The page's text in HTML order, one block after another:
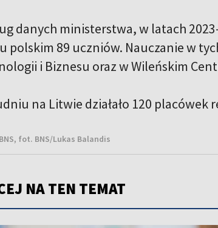
danych ministerstwa, w latach
polskim 89 uczniów. Nauczanie w
i Biznesu oraz w Wileńskim
na Litwie działało 120
BNS, fot. BNS/Lukas Balandis
NA TEN TEMAT